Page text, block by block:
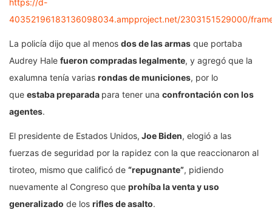
40352196183136098034.ampproject.net/2303151529000/
La policía dijo que al menos dos de las armas que portaba
Audrey Hale fueron compradas legalmente, y agregó que la
exalumna tenía varias rondas de municiones, por lo
que estaba preparada para tener una confrontación con los
agentes.
El presidente de Estados Unidos, Joe Biden, elogió a las
fuerzas de seguridad por la rapidez con la que reaccionaron al
tiroteo, mismo que calificó de “repugnante”, pidiendo
nuevamente al Congreso que prohíba la venta y uso
generalizado de los rifles de asalto.